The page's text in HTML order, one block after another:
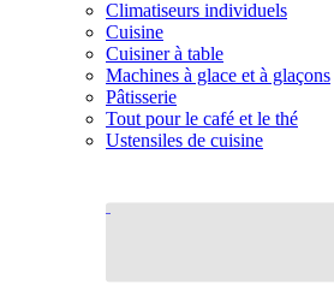
Climatiseurs individuels
Cuisine
Cuisiner à table
Machines à glace et à glaçons
Pâtisserie
Tout pour le café et le thé
Ustensiles de cuisine